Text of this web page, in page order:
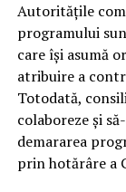
Autorităţile
programului
care îşi asumă
atribuire a
Totodată,
colaboreze şi
demararea
prin hotărâre a